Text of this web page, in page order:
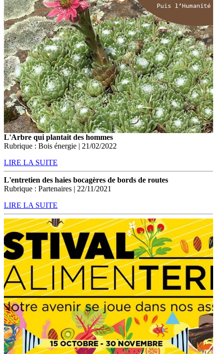
L'Arbre qui plantait des hommes
Rubrique : Bois énergie | 21/02/2022
LIRE LA SUITE
L'entretien des haies bocagères de bords de routes
Rubrique : Partenaires | 22/11/2021
LIRE LA SUITE